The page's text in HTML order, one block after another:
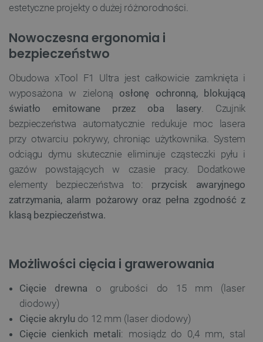
estetyczne projekty o dużej różnorodności.
Nowoczesna ergonomia i
bezpieczeństwo
Obudowa xTool F1 Ultra jest całkowicie zamknięta i
wyposażona w zieloną osłonę ochronną, blokującą
światło emitowane przez oba lasery. Czujnik
bezpieczeństwa automatycznie redukuje moc lasera
przy otwarciu pokrywy, chroniąc użytkownika. System
odciągu dymu skutecznie eliminuje cząsteczki pyłu i
gazów powstających w czasie pracy. Dodatkowe
elementy bezpieczeństwa to: przycisk awaryjnego
zatrzymania, alarm pożarowy oraz pełna zgodność z
klasą bezpieczeństwa.
Możliwości cięcia i grawerowania
Cięcie drewna o grubości do 15 mm (laser
diodowy)
Cięcie akrylu do 12 mm (laser diodowy)
Cięcie cienkich metali: mosiądz do 0,4 mm, stal